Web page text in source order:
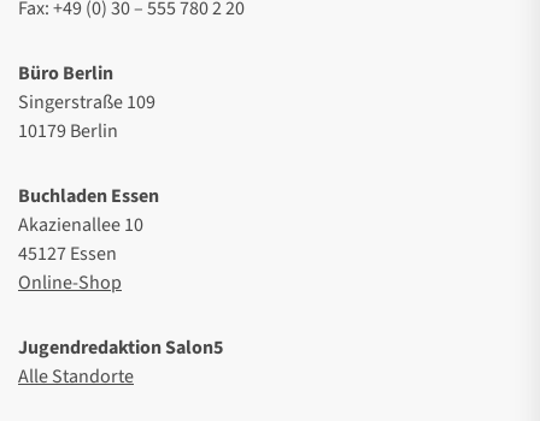
Fax: +49 (0) 30 – 555 780 2 20
Büro Berlin
Singerstraße 109
10179 Berlin
Buchladen Essen
Akazienallee 10
45127 Essen
Online-Shop
Jugendredaktion Salon5
Alle Standorte